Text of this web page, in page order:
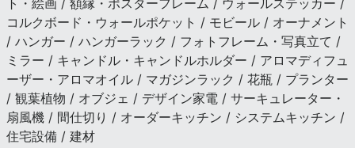
ト・絵画 / 額縁・ポスターフレーム / ウォールステッカー /
コルクボード・ウォールポケット / モビール / オーナメント
/ ハンガー / ハンガーラック / フォトフレーム・写真立て /
ミラー / キャンドル・キャンドルホルダー / アロマディフュ
ーザー・アロマオイル / マガジンラック / 花瓶 / プランター
/ 観葉植物 / オブジェ / デザイン家電 / サーキュレーター・
扇風機 / 間仕切り / オーダーキッチン / システムキッチン /
住宅設備 / 建材